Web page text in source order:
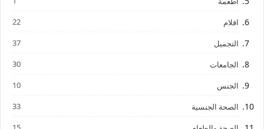
افلام 22
التجميل 37
الجامعات 30
الجنس 10
الصحة الجنسية 33